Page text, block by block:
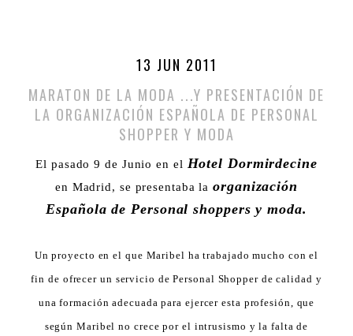
13 JUN 2011
MARATON DE LA MODA ...Y PRESENTACIÓN DE
LA ORGANIZACIÓN ESPAÑOLA DE PERSONAL
SHOPPER Y MODA
El pasado 9 de Junio en el Hotel Dormirdecine
en Madrid, se presentaba laorganización
Española de Personal shoppers y moda.
Un proyecto en el que Maribel ha trabajado mucho con el
fin de ofrecer un servicio de Personal Shopper de calidad y
una formación adecuada para ejercer esta profesión, que
según Maribel no crece por el intrusismo y la falta de